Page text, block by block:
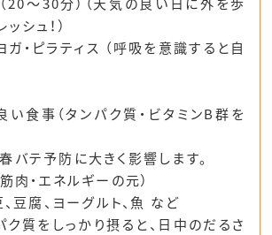
シュ！）
ガ・ピラティス （呼吸を意識すると自
食事（タンパク質・ビタミンB群を
バテ予防に大きく影響します。
肉・エネルギーの元）
豆腐、ヨーグルト、魚 など
ク質をしっかり摂ると、日中のだるさ